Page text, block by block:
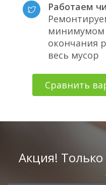
Работаем
минимумом
окончания
весь мусор
Сравнить
Акция!